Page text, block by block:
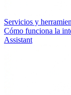
Servicios y
Cómo funciona la
Assistant